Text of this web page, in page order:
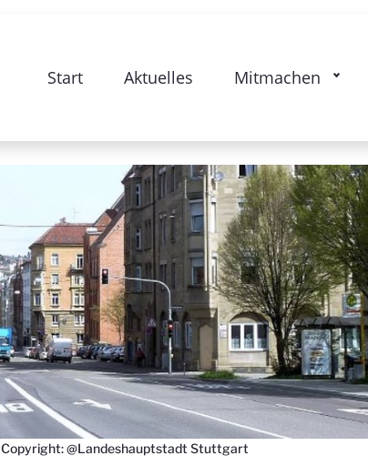
Start Aktuelles Mitmachen
Copyright: @Landeshauptstadt Stuttgart